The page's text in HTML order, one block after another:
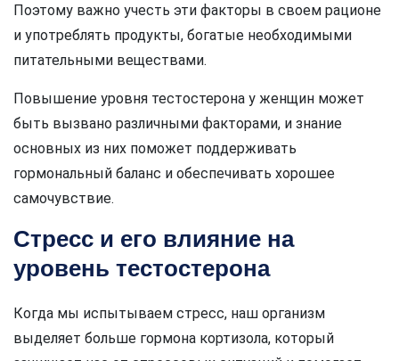
Поэтому важно учесть эти факторы в своем рационе
и употреблять продукты, богатые необходимыми
питательными веществами.
Повышение уровня тестостерона у женщин может
быть вызвано различными факторами, и знание
основных из них поможет поддерживать
гормональный баланс и обеспечивать хорошее
самочувствие.
Стресс и его влияние на
уровень тестостерона
Когда мы испытываем стресс, наш организм
выделяет больше гормона кортизола, который